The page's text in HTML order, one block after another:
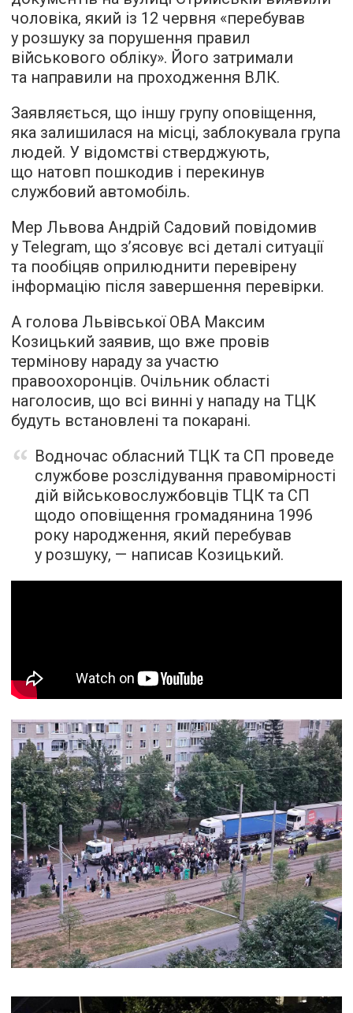
чоловіка, який із 12 червня «перебував
у розшуку за порушення правил
військового обліку». Його затримали
та направили на проходження ВЛК.
Заявляється, що іншу групу оповіщення,
яка залишилася на місці, заблокувала група
людей. У відомстві стверджують,
що натовп пошкодив і перекинув
службовий автомобіль.
Мер Львова Андрій Садовий повідомив
у Telegram, що з’ясовує всі деталі ситуації
та пообіцяв оприлюднити перевірену
інформацію після завершення перевірки.
А голова Львівської ОВА Максим
Козицький заявив, що вже провів
термінову нараду за участю
правоохоронців. Очільник області
наголосив, що всі винні у нападу на ТЦК
будуть встановлені та покарані.
Водночас обласний ТЦК та СП проведе
службове розслідування правомірності
дій військовослужбовців ТЦК та СП
щодо оповіщення громадянина 1996
року народження, який перебував
у розшуку, — написав Козицький.